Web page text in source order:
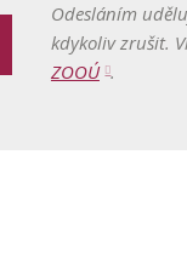
Odesláním
kdykoliv zrušit.
ZOOÚ .